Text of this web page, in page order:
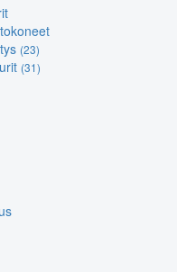
(23)
(31)